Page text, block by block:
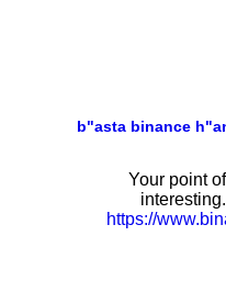
b"asta binance
Your point
https://